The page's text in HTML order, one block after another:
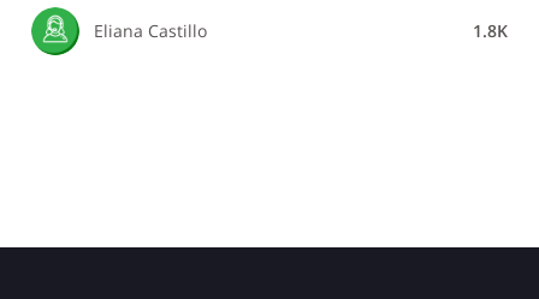
Eliana Castillo 1.8K